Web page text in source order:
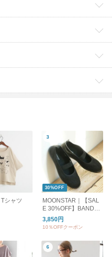
シャツ
30%OFF
MOONSTAR｜【SAL
E 30%OFF】BANDBA
LLET バンドバレー バ
レーシューズ フラッ
3,850円
10％OFFクーポン